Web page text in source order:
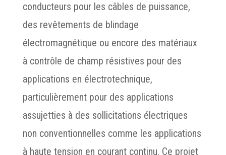
conducteurs pour les câbles de puissance,
des revêtements de blindage
électromagnétique ou encore des matériaux
à contrôle de champ résistives pour des
applications en électrotechnique,
particulièrement pour des applications
assujetties à des sollicitations électriques
non conventionnelles comme les applications
à haute tension en courant continu. Ce projet